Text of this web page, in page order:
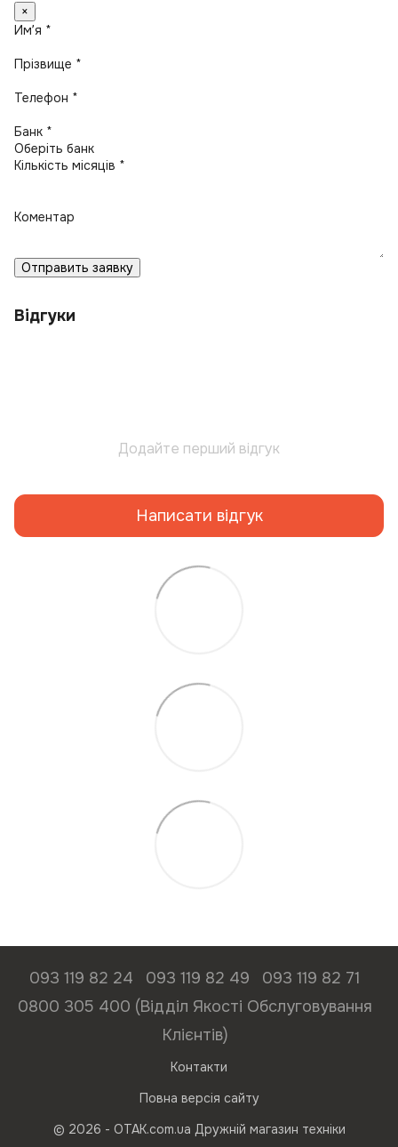
×
Имʼя *
Прізвище *
Телефон *
Банк *
Кількість місяців *
Коментар
Отправить заявку
Відгуки
Додайте перший відгук
Написати відгук
093 119 82 24 093 119 82 49
093 119 82 71
0800 305 400 (Відділ Якості Обслуговування
Клієнтів)
Контакти
Повна версія сайту
© 2026 - ОТАК.com.ua Дружній магазин техніки